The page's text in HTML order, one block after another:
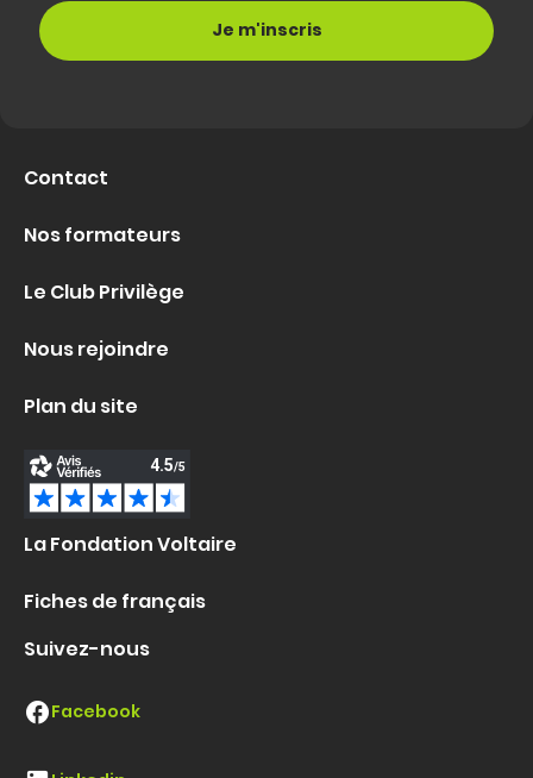
Contact
Nos formateurs
Le Club Privilège
Nous rejoindre
Plan du site
La Fondation Voltaire
Fiches de français
Suivez-nous
Facebook